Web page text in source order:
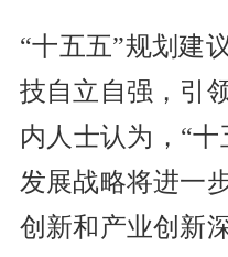
“十五五”规划建
技自立自强，引
内人士认为，“
发展战略将进一
创新和产业创新